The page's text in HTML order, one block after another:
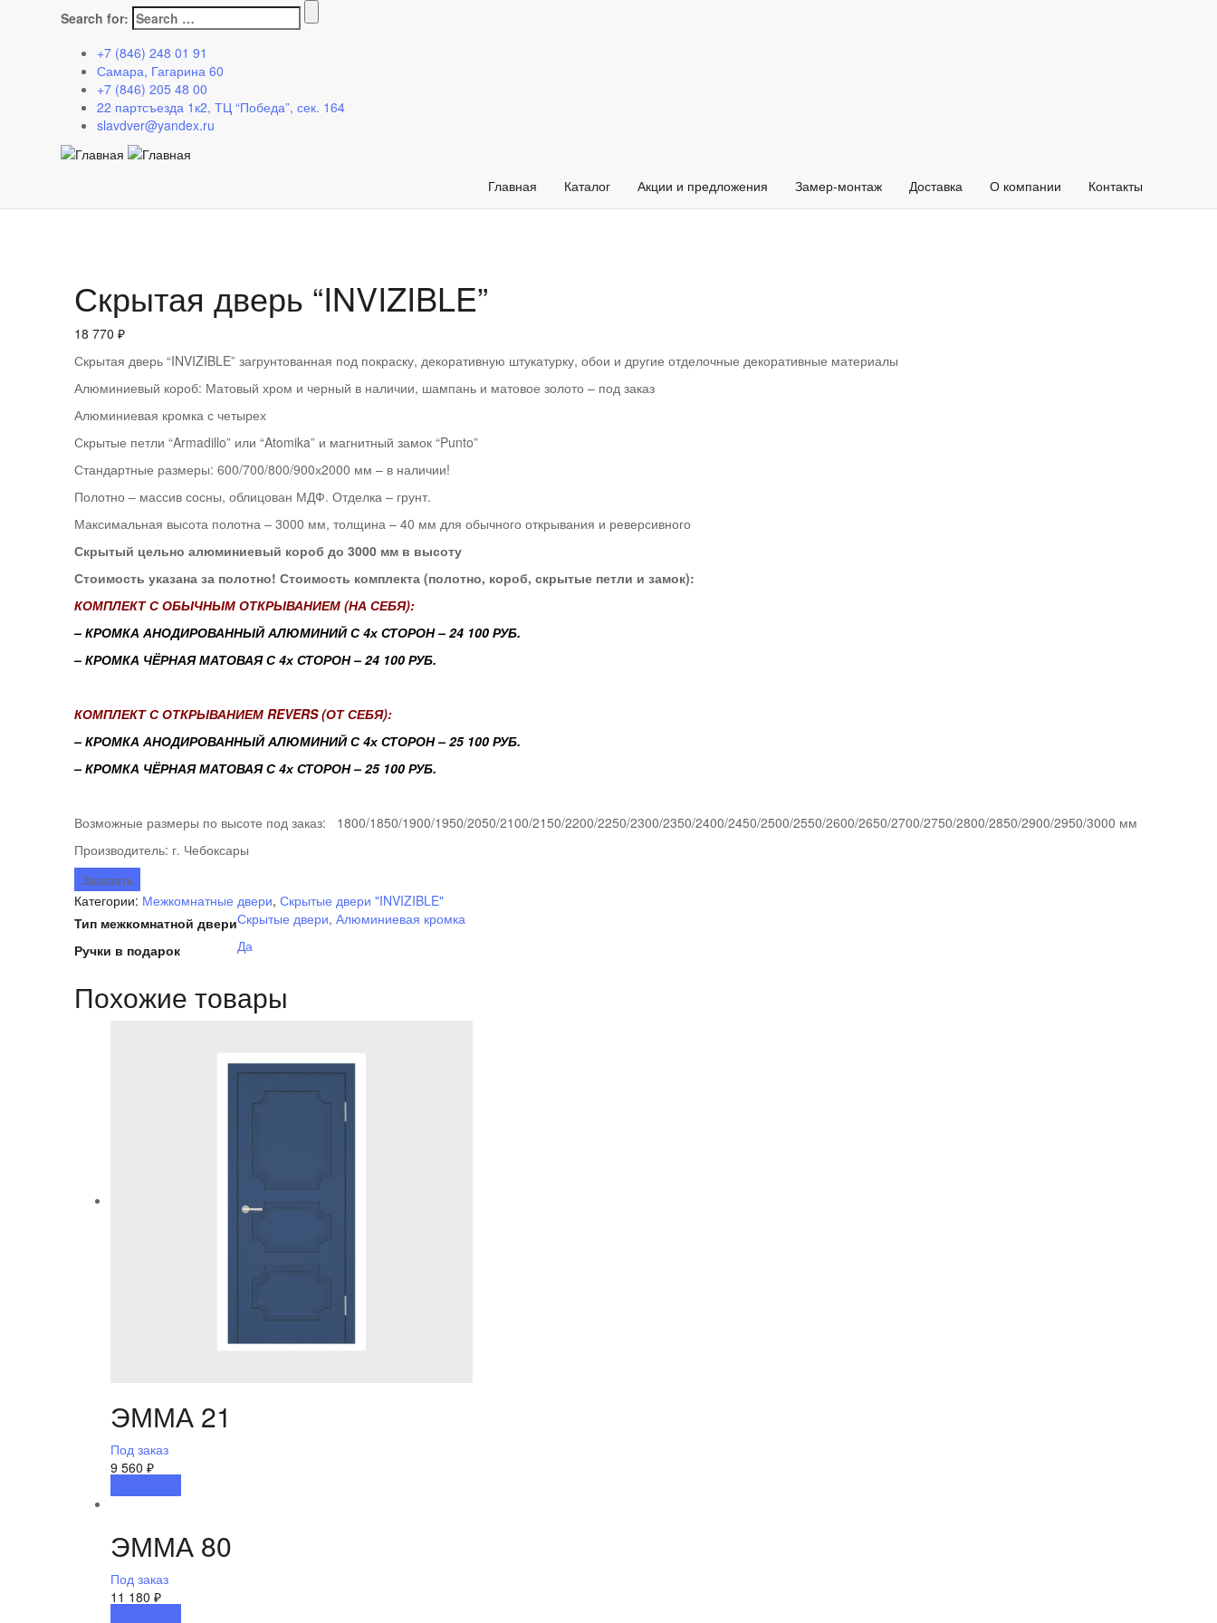
Search for:
+7 (846) 248 01 91
Самара, Гагарина 60
+7 (846) 205 48 00
22 партсъезда 1к2, ТЦ “Победа”, сек. 164
slavdver@yandex.ru
Главная Каталог Акции и предложения Замер-монтаж Доставка О компании Контакты
Главная> Каталог>Межкомнатные двери
Каталог
Скрытая дверь “INVIZIBLE”
18 770 ₽
Скрытая дверь “INVIZIBLE” загрунтованная под покраску, декоративную штукатурку, обои и другие отделочные декоративные материалы
Алюминиевый короб: Матовый хром и черный в наличии, шампань и матовое золото – под заказ
Алюминиевая кромка с четырех
Скрытые петли “Armadillo” или “Atomika” и магнитный замок “Punto”
Стандартные размеры: 600/700/800/900х2000 мм – в наличии!
Полотно – массив сосны, облицован МДФ. Отделка – грунт.
Максимальная высота полотна – 3000 мм, толщина – 40 мм для обычного открывания и реверсивного
Скрытый цельно алюминиевый короб до 3000 мм в высоту
Стоимость указана за полотно! Стоимость комплекта (полотно, короб, скрытые петли и замок):
КОМПЛЕКТ С ОБЫЧНЫМ ОТКРЫВАНИЕМ (НА СЕБЯ):
– КРОМКА АНОДИРОВАННЫЙ АЛЮМИНИЙ С 4х СТОРОН – 24 100 РУБ.
– КРОМКА ЧЁРНАЯ МАТОВАЯ С 4х СТОРОН – 24 100 РУБ.
КОМПЛЕКТ С ОТКРЫВАНИЕМ REVERS (ОТ СЕБЯ):
– КРОМКА АНОДИРОВАННЫЙ АЛЮМИНИЙ С 4х СТОРОН – 25 100 РУБ.
– КРОМКА ЧЁРНАЯ МАТОВАЯ С 4х СТОРОН – 25 100 РУБ.
Возможные размеры по высоте под заказ: 1800/1850/1900/1950/2050/2100/2150/2200/2250/2300/2350/2400/2450/2500/2550/2600/2650/2700/2750/2800/2850/2900/2950/3000 мм
Производитель: г. Чебоксары
Заказать
Категории: Межкомнатные двери, Скрытые двери "INVIZIBLE"
Тип межкомнатной двериСкрытые двери, Алюминиевая кромка
Ручки в подарок
Да
Похожие товары
ЭММА 21
Под заказ
9 560 ₽
ЭММА 80
Под заказ
11 180 ₽